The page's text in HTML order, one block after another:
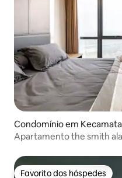
Condomínio em
Apartamento the smith
Favorito dos hóspedes